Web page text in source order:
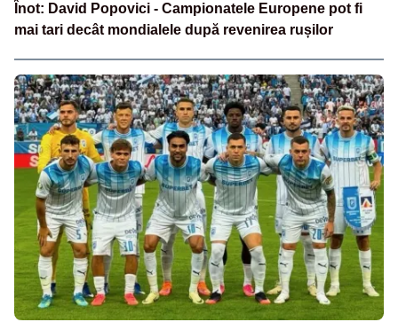
Înot: David Popovici - Campionatele Europene pot fi
mai tari decât mondialele după revenirea rușilor